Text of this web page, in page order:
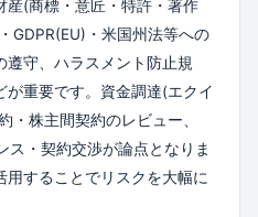
産(商標・意匠・特許・著作
GDPR(EU)・米国州法等への
守、ハラスメント防止規
重要です。資金調達(エクイ
・株主間契約のレビュー、
ス・契約交渉が論点となりま
することでリスクを大幅に